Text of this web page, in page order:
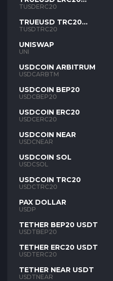
TUSD
TUSDERC20
TRUEUSD TRC20
TUSD
TUSDTRC20
UNISWAP
UNI
USDCOIN ARBITRUM
USDCARBTM
USDCOIN BEP20
USDCBEP20
USDCOIN ERC20
USDCERC20
USDCOIN NEAR
USDCNEAR
USDCOIN SOL
USDCSOL
USDCOIN TRC20
USDCTRC20
PAX DOLLAR
USDP
TETHER BEP20 USDT
USDTBEP20
TETHER ERC20 USDT
USDTERC20
TETHER NEAR USDT
USDTNEAR